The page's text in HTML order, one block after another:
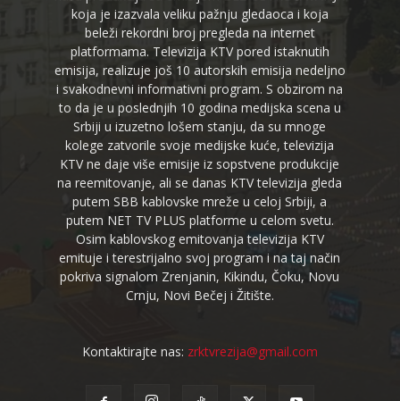
koja je izazvala veliku pažnju gledaoca i koja
beleži rekordni broj pregleda na internet
platformama. Televizija KTV pored istaknutih
emisija, realizuje još 10 autorskih emisija nedeljno
i svakodnevni informativni program. S obzirom na
to da je u poslednjih 10 godina medijska scena u
Srbiji u izuzetno lošem stanju, da su mnoge
kolege zatvorile svoje medijske kuće, televizija
KTV ne daje više emisije iz sopstvene produkcije
na reemitovanje, ali se danas KTV televizija gleda
putem SBB kablovske mreže u celoj Srbiji, a
putem NET TV PLUS platforme u celom svetu.
Osim kablovskog emitovanja televizija KTV
emituje i terestrijalno svoj program i na taj način
pokriva signalom Zrenjanin, Kikindu, Čoku, Novu
Crnju, Novi Bečej i Žitište.
Kontaktirajte nas: zrktvrezija@gmail.com